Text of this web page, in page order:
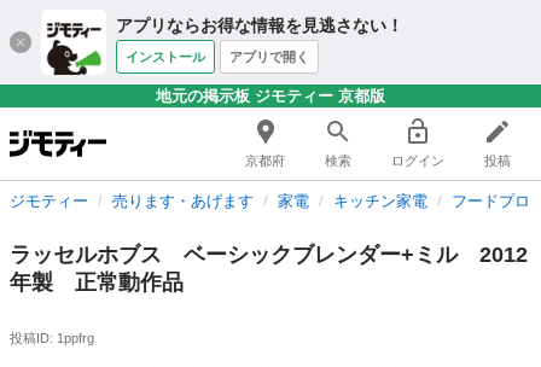
アプリならお得な情報を見逃さない！
インストール アプリで開く
地元の掲示板 ジモティー 京都版
京都府 検索 ログイン 投稿
ジモティー 売ります・あげます 家電 キッチン家電 フードプロ
ラッセルホブス ベーシックブレンダー+ミル 2012
年製 正常動作品
投稿ID: 1ppfrg